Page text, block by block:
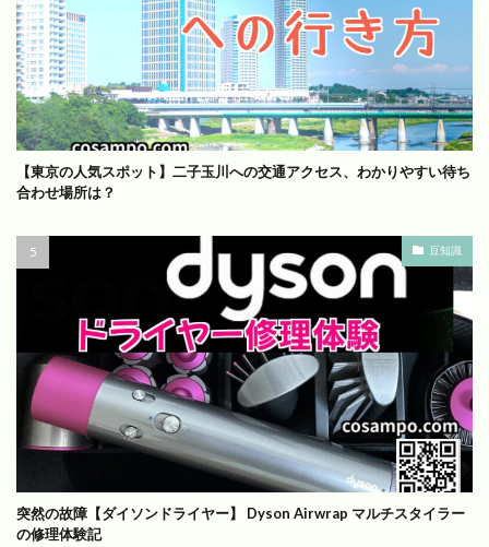
【東京の人気スポット】二子玉川への交通アクセス、わかりやすい待ち
合わせ場所は？
豆知識
突然の故障【ダイソンドライヤー】 Dyson Airwrap マルチスタイラー
の修理体験記